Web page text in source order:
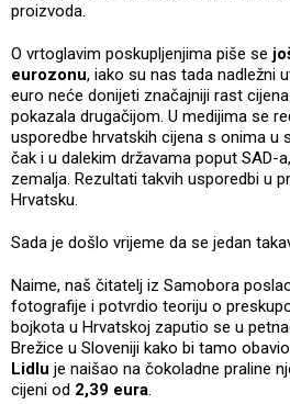
proizvoda.
O vrtoglavim poskupljenjima piše se
eurozonu, iako su nas tada nadležni
euro neće donijeti značajniji rast
pokazala drugačijom. U medijima se
usporedbe hrvatskih cijena s onima u
čak i u dalekim državama poput SAD-
zemalja. Rezultati takvih usporedbi u
Hrvatsku.
Sada je došlo vrijeme da se jedan
Naime, naš čitatelj iz Samobora
fotografije i potvrdio teoriju o
bojkota u Hrvatskoj zaputio se u
Brežice u Sloveniji kako bi tamo
Lidlu je naišao na čokoladne praline
cijeni od 2,39 eura.